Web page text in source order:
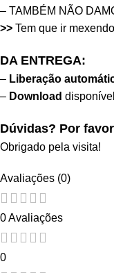
– TAMBÉM NÃO
>> Tem que ir
DA ENTREGA:
– Liberação
– Download
Dúvidas? Por
Obrigado pela visita!
Avaliações (0)
0 Avaliações
0